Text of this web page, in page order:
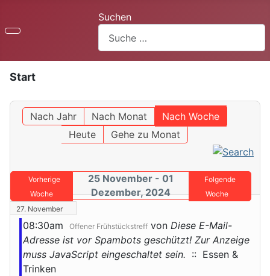
Suchen
Start
Nach Jahr Nach Monat
Nach Woche
Heute
Gehe zu Monat
Vorherige
Woche
25 November - 01
Dezember, 2024
Folgende
Woche
27. November
08:30am Offener Frühstückstreff von Diese E-Mail-
Adresse ist vor Spambots geschützt! Zur Anzeige
muss JavaScript eingeschaltet sein. :: Essen &
Trinken